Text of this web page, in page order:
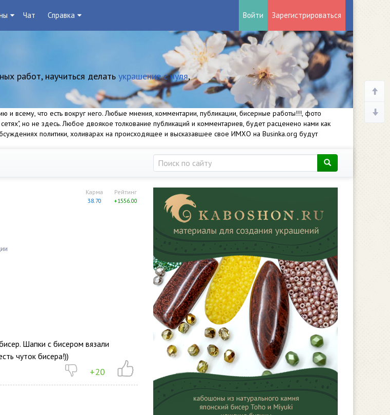
Чат Справка Войти Зарегистрироваться
работ, научиться делать украшение с нуля,
и всему, что есть вокруг него. Любые мнения, комментарии, публикации, бисерные работы!!!, фото
но не здесь. Любое двоякое толкование публикаций и комментариев, будет расценено нами как
политики, холиварах на происходящее и высказавшее свое ИМХО на Businka.org будут
Рейтинг
+1556.00
Карма
38.70
Шапки с бисером вязали
чуток бисера!))
+20